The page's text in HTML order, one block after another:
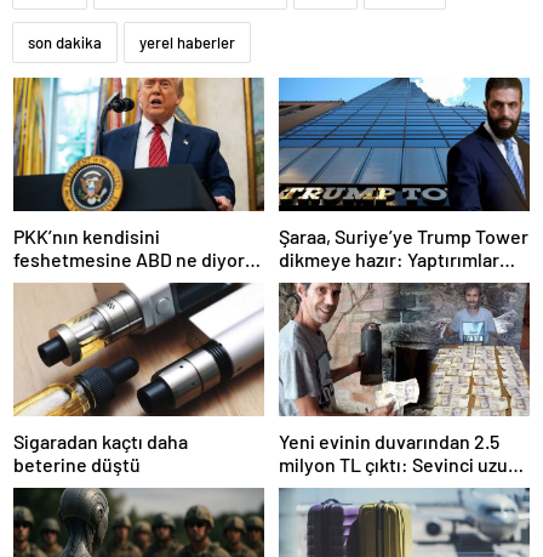
son dakika yerel haberler
PKK’nın kendisini
feshetmesine ABD ne diyor?
İlk açıklama
Şaraa, Suriye’ye Trump Tower
dikmeye hazır: Yaptırımlar
bitsin yeter
Sigaradan kaçtı daha
beterine düştü
Yeni evinin duvarından 2.5
milyon TL çıktı: Sevinci uzun
sürmedi